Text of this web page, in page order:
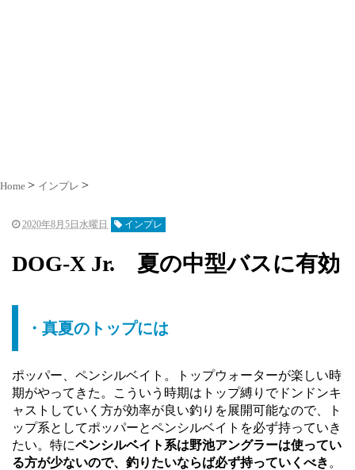
Home インプレ
2020年8月5日水曜日 インプレ
DOG-X Jr. 夏の中型バスに有効
・真夏のトップには
ポッパー、ペンシルベイト。トップウォーターが楽しい時
期がやってきた。こういう時期はトップ縛りでドンドンキ
ャストしていく方が効率が良い釣りを展開可能なので、ト
ップ系としてポッパーとペンシルベイトを必ず持っていき
たい。特にペンシルベイト系は野池アングラーは使ってい
る方が少ないので、釣りたいならば必ず持っていくべき 。